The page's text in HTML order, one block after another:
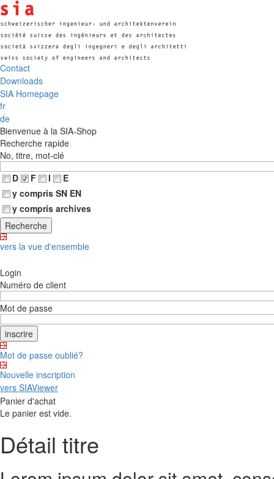
Contact
Downloads
SIA Homepage
fr
de
Bienvenue à la SIA-Shop
Recherche rapide
No, titre, mot-clé
D
F I
E
y compris SN EN
y compris archives
vers la vue d'ensemble
Login
Numéro de client
Mot de passe
Mot de passe oublié?
Nouvelle inscription
vers SIAViewer
Panier d'achat
Le panier est vide.
Détail titre